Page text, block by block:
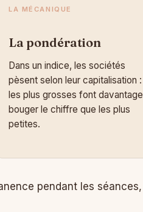
LA MÉCANIQUE
La pondération
Dans un indice, les sociétés
pèsent selon leur capitalisation :
les plus grosses font davantage
bouger le chiffre que les plus
petites.
pendant les séances,